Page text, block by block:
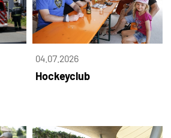
04.07.2026
Hockeyclub